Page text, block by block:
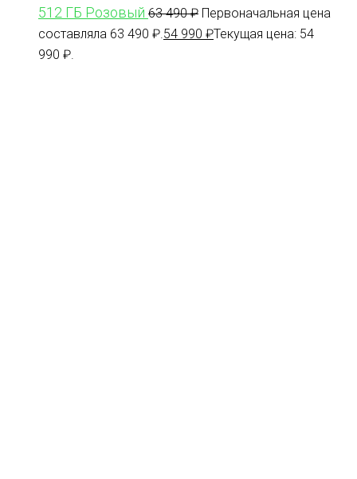
512 ГБ Розовый 63 490₽ Первоначальная цена
составляла 63 490 ₽. 54 990 ₽Текущая цена: 54
990 ₽.